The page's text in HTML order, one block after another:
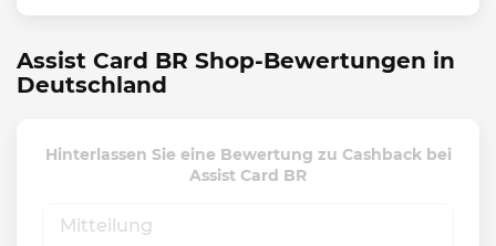
Assist Card BR Shop-Bewertungen in
Deutschland
Hinterlassen Sie eine Bewertung zu Cashback bei
Assist Card BR